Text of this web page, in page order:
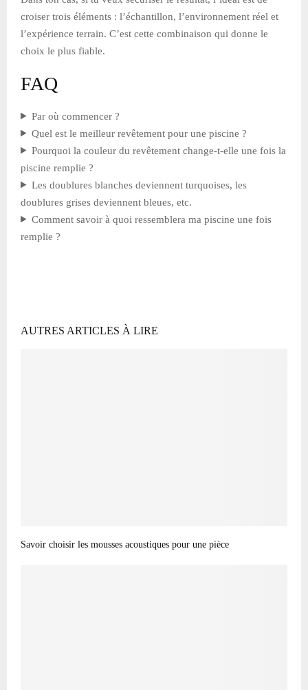
croiser trois éléments : l’échantillon, l’environnement réel et
l’expérience terrain. C’est cette combinaison qui donne le
choix le plus fiable.
FAQ
Par où commencer ?
Quel est le meilleur revêtement pour une piscine ?
Pourquoi la couleur du revêtement change-t-elle une fois la
piscine remplie ?
Les doublures blanches deviennent turquoises, les
doublures grises deviennent bleues, etc.
Comment savoir à quoi ressemblera ma piscine une fois
remplie ?
AUTRES ARTICLES À LIRE
Savoir choisir les mousses acoustiques pour une pièce